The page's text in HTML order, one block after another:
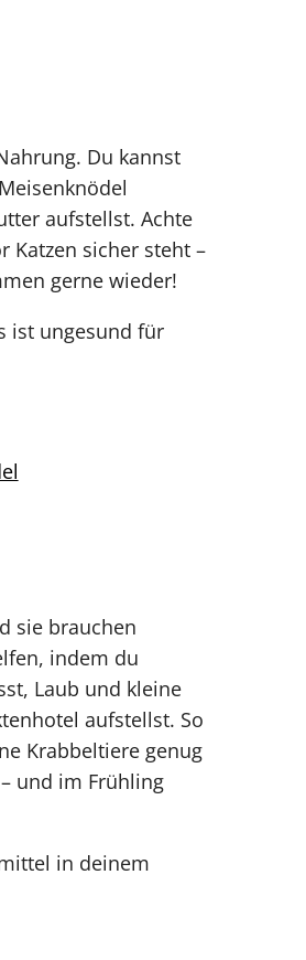
Du kannst
aufstellst. Achte
Katzen sicher steht –
gerne wieder!
ist ungesund für
sie brauchen
indem du
Laub und kleine
aufstellst. So
Krabbeltiere genug
und im Frühling
in deinem